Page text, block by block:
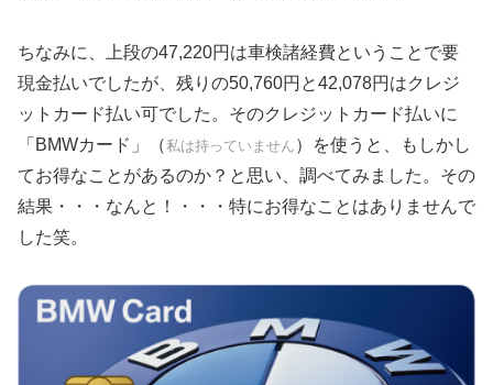
ちなみに、上段の47,220円は車検諸経費ということで要
現金払いでしたが、残りの50,760円と42,078円はクレジ
ットカード払い可でした。そのクレジットカード払いに
「BMWカード」（私は持っていません ）を使うと、もしかし
てお得なことがあるのか？と思い、調べてみました。その
結果・・・なんと！・・・特にお得なことはありませんで
した笑。